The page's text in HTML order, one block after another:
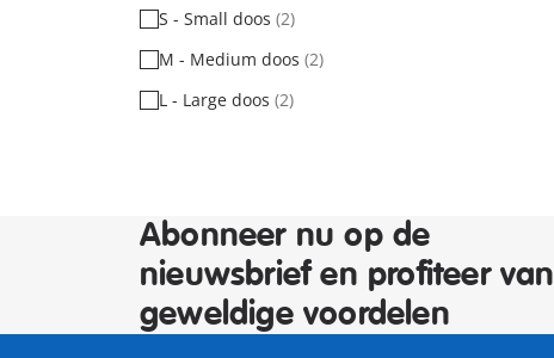
S - Small doos (2)
M - Medium doos (2)
L - Large doos (2)
Abonneer nu op de
nieuwsbrief en profiteer van
geweldige voordelen